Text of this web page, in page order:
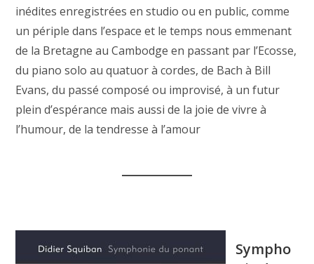
inédites enregistrées en studio ou en public, comme
un périple dans l’espace et le temps nous emmenant
de la Bretagne au Cambodge en passant par l’Ecosse,
du piano solo au quatuor à cordes, de Bach à Bill
Evans, du passé composé ou improvisé, à un futur
plein d’espérance mais aussi de la joie de vivre à
l’humour, de la tendresse à l’amour
Sympho